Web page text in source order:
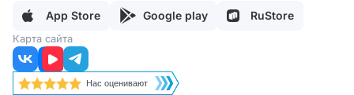
Товарный знак
Регламент работы поддержки
Нас оценивают
App Store Google play RuStore
Карта сайта